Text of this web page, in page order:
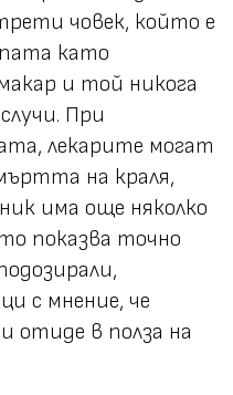
човек, който е
като
и той никога
При
лекарите могат
на краля,
има още няколко
показва точно
с мнение, че
отиде в полза на